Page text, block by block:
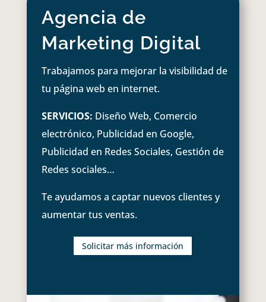
Agencia de
Marketing Digital
Trabajamos para mejorar la visibilidad de
tu página web en internet.
SERVICIOS: Diseño Web, Comercio
electrónico, Publicidad en Google,
Publicidad en Redes Sociales, Gestión de
Redes sociales…
Te ayudamos a captar nuevos clientes y
aumentar tus ventas.
Solicitar más información